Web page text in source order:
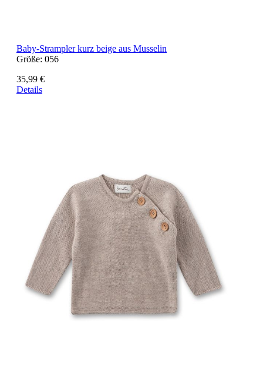
Baby-Strampler kurz beige aus Musselin
Größe: 056
35,99 €
Details